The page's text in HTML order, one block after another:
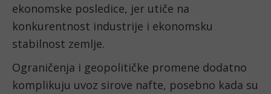
ekonomske posledice, jer utiče na
konkurentnost industrije i ekonomsku
stabilnost zemlje.
Ograničenja i geopolitičke promene dodatno
komplikuju uvoz sirove nafte, posebno kada su